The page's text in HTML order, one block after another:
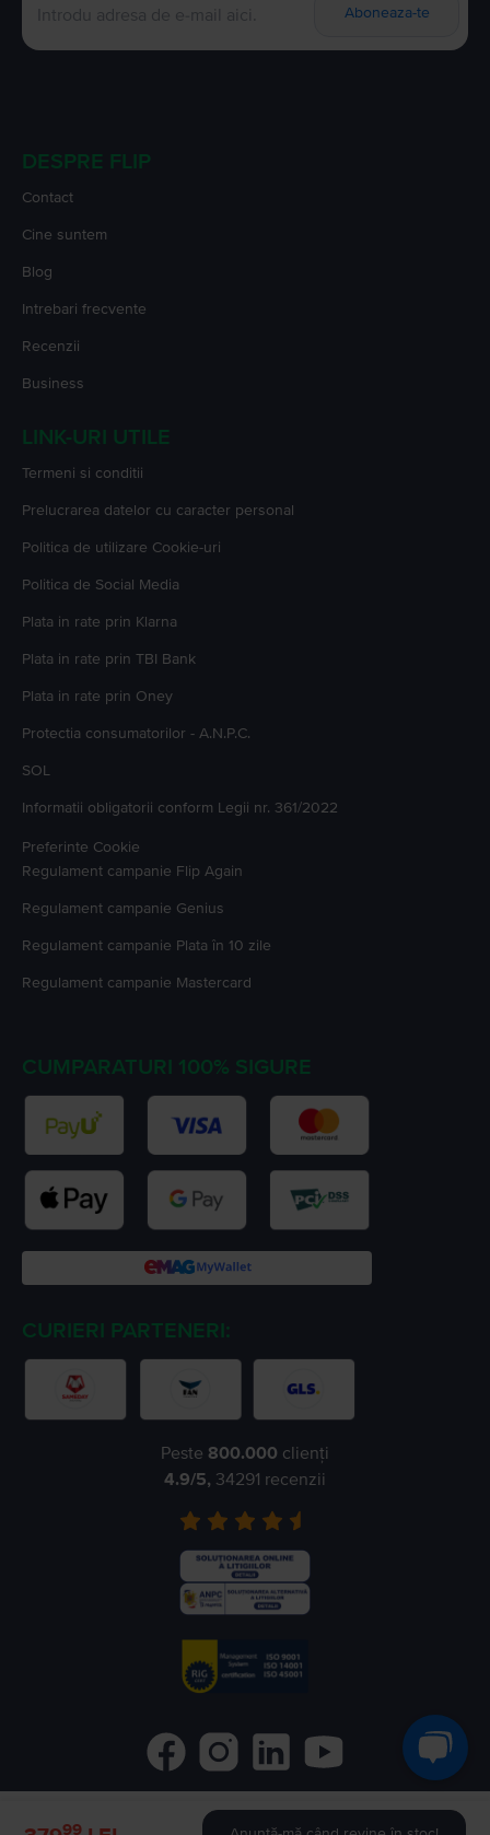
99
Aboneaza-te
DESPRE FLIP
Contact
Cine suntem
Blog
Intrebari frecvente
Recenzii
Business
LINK-URI UTILE
Termeni si conditii
Prelucrarea datelor cu caracter personal
Politica de utilizare Cookie-uri
Politica de Social Media
Plata in rate prin Klarna
Plata in rate prin TBI Bank
Plata in rate prin Oney
Protectia consumatorilor - A.N.P.C.
SOL
Informatii obligatorii conform Legii nr. 361/2022
Preferinte Cookie
Regulament campanie Flip Again
Regulament campanie Genius
Regulament campanie Plata în 10 zile
Regulament campanie Mastercard
CUMPARATURI 100% SIGURE
CURIERI PARTENERI:
Peste 800.000 clienți
4.9/5, 34291 recenzii
© - All rights reserved.